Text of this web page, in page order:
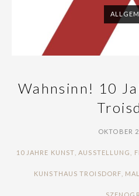
Wahnsinn! 10
OKTOBER
TAGS
10 JAHRE KUNST ,AUSSTELLUNG
KUNSTHAUS TROISDORF